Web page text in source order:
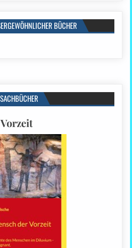
BÜCHER
SACHBÜCHER